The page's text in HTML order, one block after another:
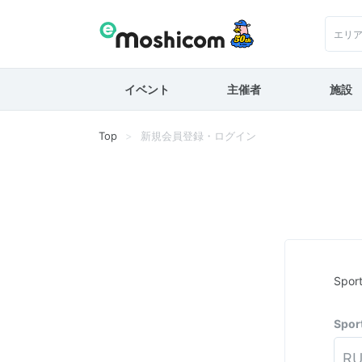
エリ
イベント 主催者 施設
Top 新規会員登録・ログイン